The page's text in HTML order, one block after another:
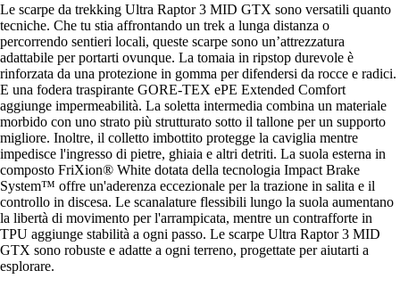
Le scarpe da trekking Ultra Raptor 3 MID GTX sono versatili quanto
tecniche. Che tu stia affrontando un trek a lunga distanza o
percorrendo sentieri locali, queste scarpe sono un’attrezzatura
adattabile per portarti ovunque. La tomaia in ripstop durevole è
rinforzata da una protezione in gomma per difendersi da rocce e radici.
E una fodera traspirante GORE-TEX ePE Extended Comfort
aggiunge impermeabilità. La soletta intermedia combina un materiale
morbido con uno strato più strutturato sotto il tallone per un supporto
migliore. Inoltre, il colletto imbottito protegge la caviglia mentre
impedisce l'ingresso di pietre, ghiaia e altri detriti. La suola esterna in
composto FriXion® White dotata della tecnologia Impact Brake
System™ offre un'aderenza eccezionale per la trazione in salita e il
controllo in discesa. Le scanalature flessibili lungo la suola aumentano
la libertà di movimento per l'arrampicata, mentre un contrafforte in
TPU aggiunge stabilità a ogni passo. Le scarpe Ultra Raptor 3 MID
GTX sono robuste e adatte a ogni terreno, progettate per aiutarti a
esplorare.